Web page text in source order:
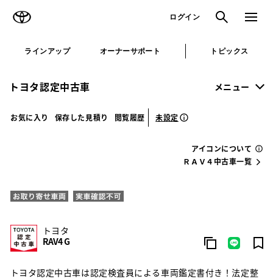
ログイン 検索 メニュ
ラインアップ オーナーサポート トピックス
トヨタ認定中古車 メニュー
お気に入り 保存した見積り 閲覧履歴 未設定
アイコンについて
ＲＡＶ４中古車一覧
トヨタ
RAV4 G
トヨタ認定中古車は認定検査員による車両鑑定書付き！法定整